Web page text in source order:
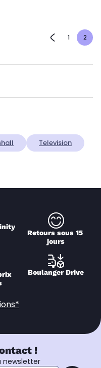
1 2
Television
Retours sous 15
jours
Boulanger Drive
!
newsletter